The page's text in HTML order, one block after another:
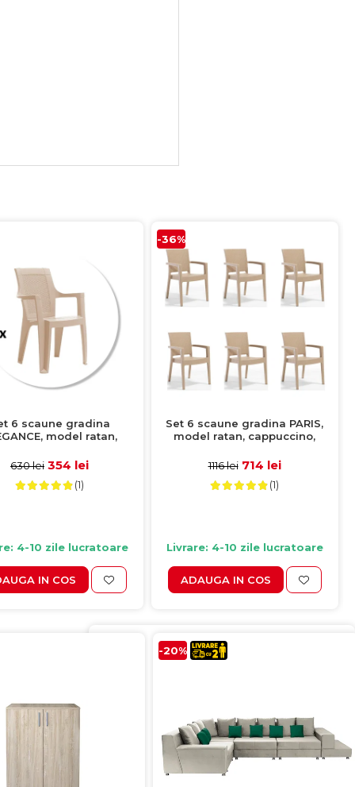
6 scaune gradina
model ratan,
630 lei 354 lei
(1)
4-10 zile lucratoare
IN COS
-36%
Set 6 scaune gradina PARIS,
model ratan, cappuccino,
1116 lei 714 lei
(1)
Livrare: 4-10 zile lucratoare
ADAUGA IN COS
-20%